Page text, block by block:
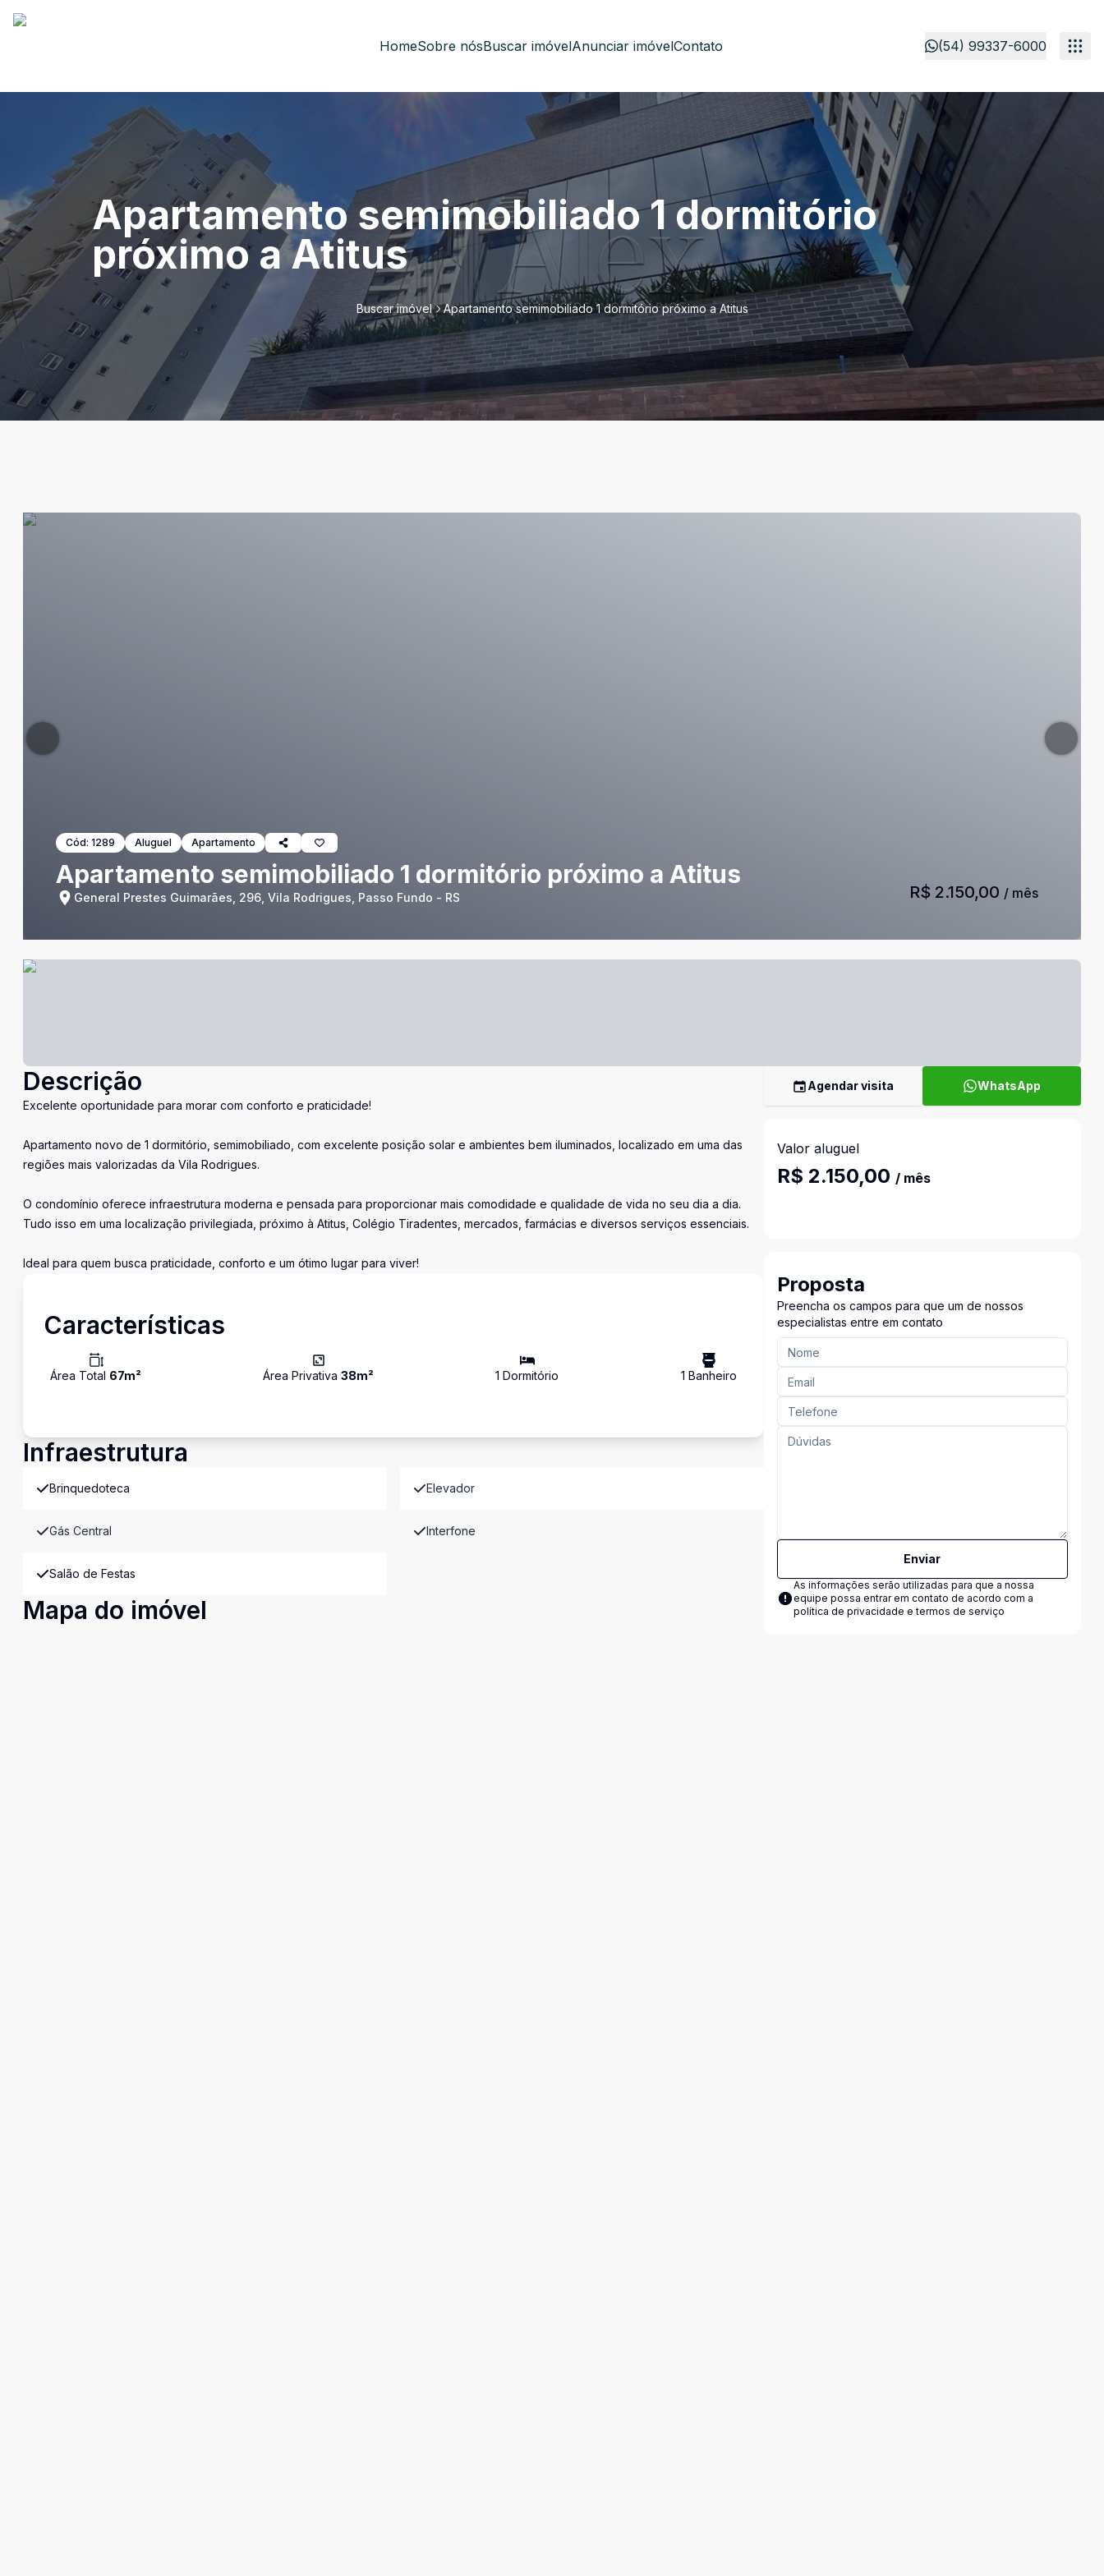
HomeSobre nósBuscar imóvelAnunciar imóvelContato (54) 99337-6000
Apartamento semimobiliado 1 dormitório
próximo a Atitus
Buscar imóvel Apartamento semimobiliado 1 dormitório próximo a Atitus
Cód: 1289 Aluguel Apartamento
Apartamento semimobiliado 1 dormitório próximo a Atitus
General Prestes Guimarães, 296, Vila Rodrigues, Passo Fundo - RS R$ 2.150,00 / mês
Descrição
Excelente oportunidade para morar com conforto e praticidade!
Apartamento novo de 1 dormitório, semimobiliado, com excelente posição solar e ambientes bem iluminados, localizado em uma das
regiões mais valorizadas da Vila Rodrigues.
O condomínio oferece infraestrutura moderna e pensada para proporcionar mais comodidade e qualidade de vida no seu dia a dia.
Tudo isso em uma localização privilegiada, próximo à Atitus, Colégio Tiradentes, mercados, farmácias e diversos serviços essenciais.
Ideal para quem busca praticidade, conforto e um ótimo lugar para viver!
Características
Área Total 67m² Área Privativa38m² 1 Dormitório 1 Banheiro
Infraestrutura
Brinquedoteca Elevador
Gás Central Interfone
Salão de Festas
Mapa do imóvel
Agendar visita WhatsApp
Valor aluguel
R$ 2.150,00 / mês
Proposta
Preencha os campos para que um de nossos
especialistas entre em contato
Enviar
As informações serão utilizadas para que a nossa
equipe possa entrar em contato de acordo com a
política de privacidade e termos de serviço